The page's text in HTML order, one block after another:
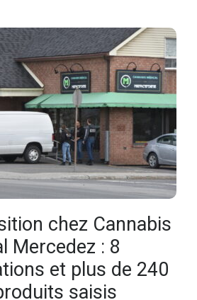
chez Cannabis
Mercedez : 8
et plus de 240
saisis